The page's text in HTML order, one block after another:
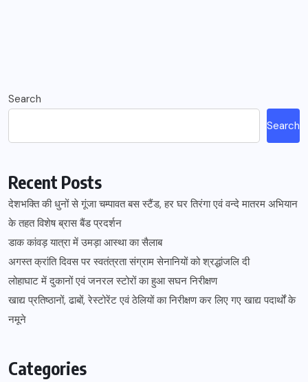
Search
Search
Recent Posts
देशभक्ति की धुनों से गूंजा चम्पावत बस स्टैंड, हर घर तिरंगा एवं वन्दे मातरम अभियान
के तहत विशेष ब्रास बैंड प्रदर्शन
डाक कांवड़ यात्रा में उमड़ा आस्था का सैलाब
अगस्त क्रांति दिवस पर स्वतंत्रता संग्राम सेनानियों को श्रद्धांजलि दी
लोहाघाट में दुकानों एवं जनरल स्टोरों का हुआ सघन निरीक्षण
खाद्य प्रतिष्ठानों, ढाबों, रेस्टोरेंट एवं ठेलियों का निरीक्षण कर लिए गए खाद्य पदार्थों के
नमूने
Categories